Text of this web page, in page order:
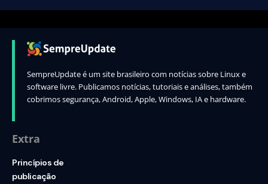
SempreUpdate é um site brasileiro com notícias sobre Linux e
software livre. Publicamos notícias, tutoriais e análises, também
cobrimos segurança, Android, Apple, Windows, IA e hardware.
Extra
Princípios de
publicação